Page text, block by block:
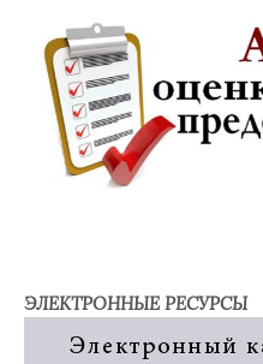
ЭЛЕКТРОННЫЕ РЕСУРСЫ